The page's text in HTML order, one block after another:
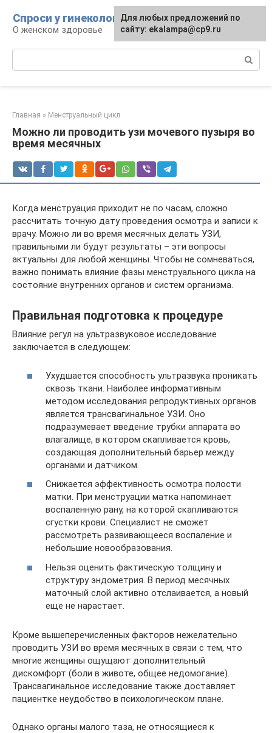
контенту
Спроси у гинеколога
О женском здоровье
Главная » Менструальный цикл
Можно ли проводить узи мочевого пузыря во
время месячных
Когда менструация приходит не по часам, сложно
рассчитать точную дату проведения осмотра и записи к
врачу. Можно ли во время месячных делать УЗИ,
правильными ли будут результаты – эти вопросы
актуальны для любой женщины. Чтобы не сомневаться,
важно понимать влияние фазы менструального цикла на
состояние внутренних органов и систем организма.
Правильная подготовка к процедуре
Влияние регул на ультразвуковое исследование
заключается в следующем:
Ухудшается способность ультразвука проникать
сквозь ткани. Наиболее информативным
методом исследования репродуктивных органов
является трансвагинальное УЗИ. Оно
подразумевает введение трубки аппарата во
влагалище, в котором скапливается кровь,
создающая дополнительный барьер между
органами и датчиком.
Снижается эффективность осмотра полости
матки. При менструации матка напоминает
воспаленную рану, на которой скапливаются
сгустки крови. Специалист не сможет
рассмотреть развивающееся воспаление и
небольшие новообразования.
Нельзя оценить фактическую толщину и
структуру эндометрия. В период месячных
маточный слой активно отслаивается, а новый
еще не нарастает.
Кроме вышеперечисленных факторов нежелательно
проводить УЗИ во время месячных в связи с тем, что
многие женщины ощущают дополнительный
дискомфорт (боли в животе, общее недомогание).
Трансвагинальное исследование также доставляет
пациентке неудобство в психологическом плане.
Однако органы малого таза, не относящиеся к
Для любых предложений по
сайту: ekalampa@cp9.ru